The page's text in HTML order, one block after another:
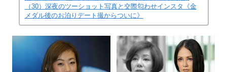
（30）深夜のツーショット写真と交際匂わせインスタ《金
メダル後のお泊りデート撮からついに》